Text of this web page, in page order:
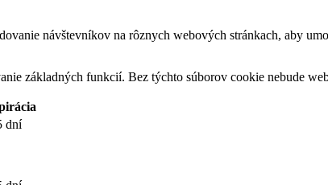
návštevníkov na rôznych webových stránkach, aby
základných funkcií. Bez týchto súborov cookie nebude
dní